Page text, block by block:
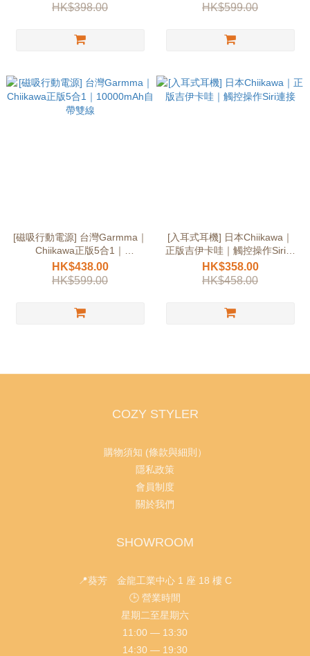
HK$398.00
HK$599.00
[磁吸行動電源] 台灣Garmma｜
Chiikawa正版5合1｜
10000mAh自帶雙線
HK$438.00
HK$599.00
[入耳式耳機] 日本Chiikawa｜
正版吉伊卡哇｜觸控操作Siri連
接
HK$358.00
HK$458.00
COZY STYLER
購物須知 (條款與細則）
隱私政策
會員制度
關於我們
SHOWROOM
📍葵芳 金龍工業中心 1 座 18 樓 C
🕒 營業時間
星期二至星期六
11:00 — 13:30
14:30 — 19:30